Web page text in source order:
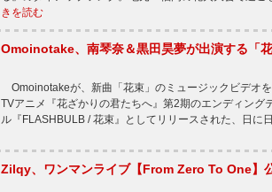
きを読む
Omoinotake、南琴奈＆黒田昊夢が出演する「
Omoinotakeが、新曲「花束」のミュージックビデオ
TVアニメ『花ざかりの君たちへ』第2期のエンディング
ル『FLASHBULB / 花束』としてリリースされた、日に
Zilqy、ワンマンライブ【From Zero To One】